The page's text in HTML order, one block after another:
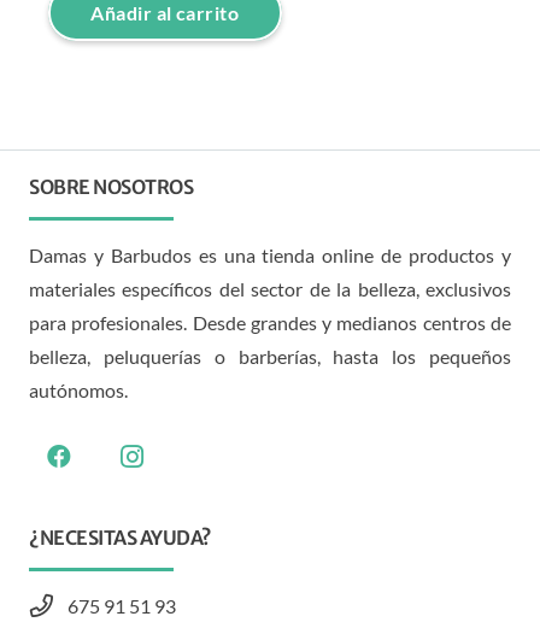
Añadir al carrito
SOBRE NOSOTROS
Damas y Barbudos es una tienda online de productos y
materiales específicos del sector de la belleza, exclusivos
para profesionales. Desde grandes y medianos centros de
belleza, peluquerías o barberías, hasta los pequeños
autónomos.
¿NECESITAS AYUDA?
675 91 51 93